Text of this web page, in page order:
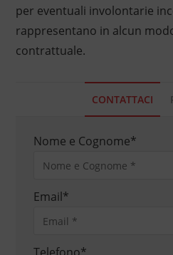
per eventuali involontarie
rappresentano in alcun
contrattuale.
CONTATTACI
Nome e Cognome*
Email*